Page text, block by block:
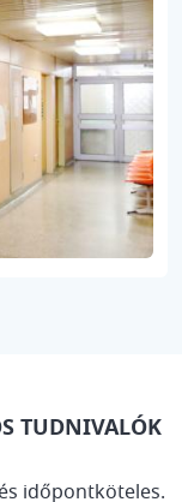
TUDNIVALÓK
időpontköteles.